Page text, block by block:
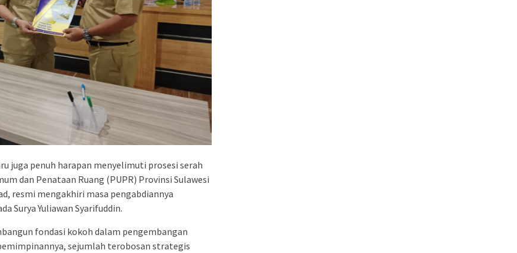
juga penuh harapan menyelimuti prosesi serah
dan Penataan Ruang (PUPR) Provinsi Sulawesi
resmi mengakhiri masa pengabdiannya
Surya Yuliawan Syarifuddin.
fondasi kokoh dalam pengembangan
sejumlah terobosan strategis